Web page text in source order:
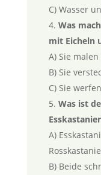
C) Wasser
Was
mit Eicheln
A) Sie
B) Sie
C) Sie
Was ist
A)
B) Beide